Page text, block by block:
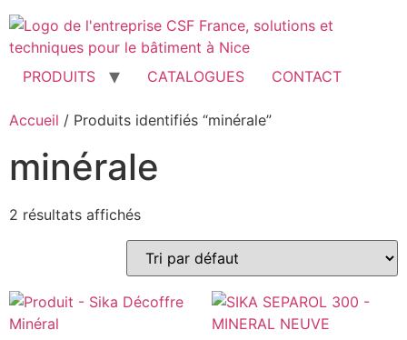
Aller
au
contenu
PRODUITS
CATALOGUES CONTACT
Accueil / Produits identifiés “minérale”
minérale
2 résultats affichés